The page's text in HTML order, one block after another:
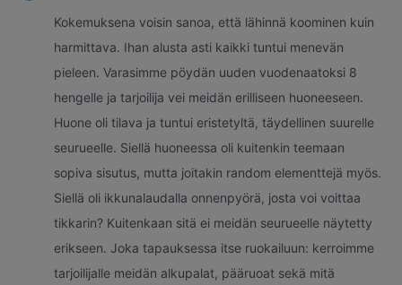
Kokemuksena voisin sanoa, että lähinnä koominen kuin
harmittava. Ihan alusta asti kaikki tuntui menevän
pieleen. Varasimme pöydän uuden vuodenaatoksi 8
hengelle ja tarjoilija vei meidän erilliseen huoneeseen.
Huone oli tilava ja tuntui eristetyltä, täydellinen suurelle
seurueelle. Siellä huoneessa oli kuitenkin teemaan
sopiva sisutus, mutta joitakin random elementtejä myös.
Siellä oli ikkunalaudalla onnenpyörä, josta voi voittaa
tikkarin? Kuitenkaan sitä ei meidän seurueelle näytetty
erikseen. Joka tapauksessa itse ruokailuun: kerroimme
tarjoilijalle meidän alkupalat, pääruoat sekä mitä